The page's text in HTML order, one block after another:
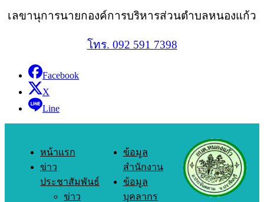
เลขานุการนายกองค์การบริหารส่วนตำบลหนองแก้ว
โทร. 092 591 7398
Facebook
X
Line
หน้าแรก
ข่าว
ประชาสัมพันธ์
ข่าว
ข้อมูล
สำนักงาน
ข้อมูล
บุคลากร